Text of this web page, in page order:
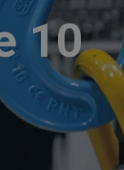
10